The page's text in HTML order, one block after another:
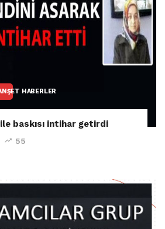
HABERLER
baskısı intihar getirdi
55